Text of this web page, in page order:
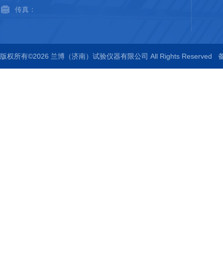
传真：
版权所有©2026 兰博（济南）试验仪器有限公司 All Rights Reserved